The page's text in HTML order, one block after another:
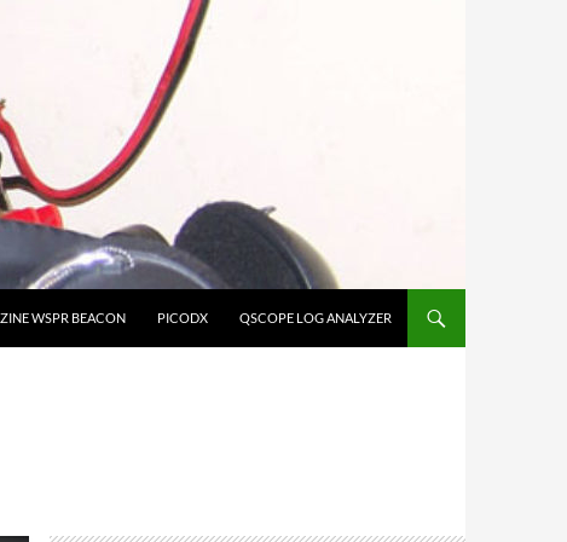
WSPR BEACON PICODX QSCOPE LOG ANALYZER